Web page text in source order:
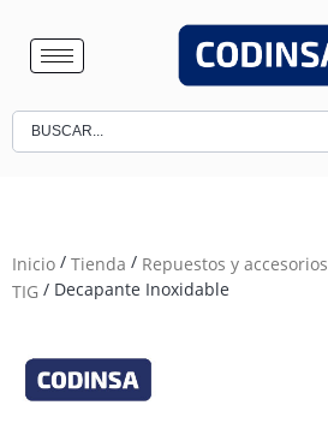
Inicio / Tienda / Repuestos y accesorios
TIG / Decapante Inoxidable